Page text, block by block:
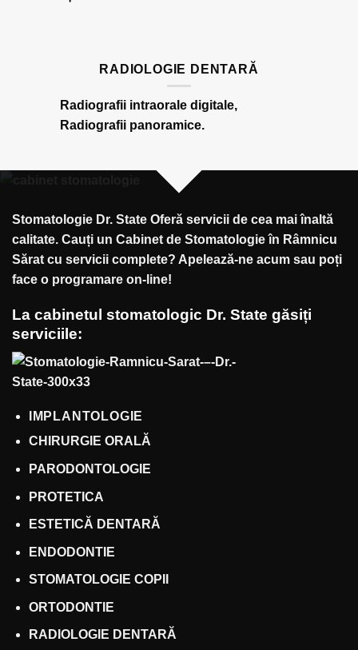
RADIOLOGIE DENTARĂ
Radiografii intraorale digitale,
Radiografii panoramice.
Stomatologie Dr. State Oferă servicii de cea mai înaltă
calitate. Cauți un Cabinet de Stomatologie în Râmnicu
Sărat cu servicii complete? Apelează-ne acum sau poți
face o programare on-line!
La cabinetul stomatologic Dr. State găsiți
serviciile:
IMPLANTOLOGIE
CHIRURGIE ORALĂ
PARODONTOLOGIE
PROTETICA
ESTETICĂ DENTARĂ
ENDODONTIE
STOMATOLOGIE COPII
ORTODONTIE
RADIOLOGIE DENTARĂ